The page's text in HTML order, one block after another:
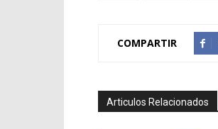
COMPARTIR
Articulos Relacionados